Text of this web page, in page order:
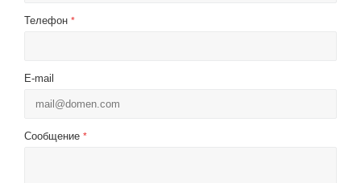
Телефон *
E-mail
Сообщение *